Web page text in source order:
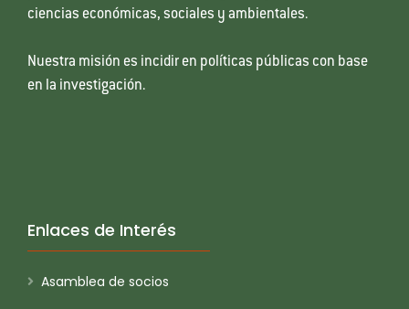
ciencias económicas, sociales y ambientales.
Nuestra misión es incidir en políticas públicas con base
en la investigación.
Enlaces de Interés
Asamblea de socios